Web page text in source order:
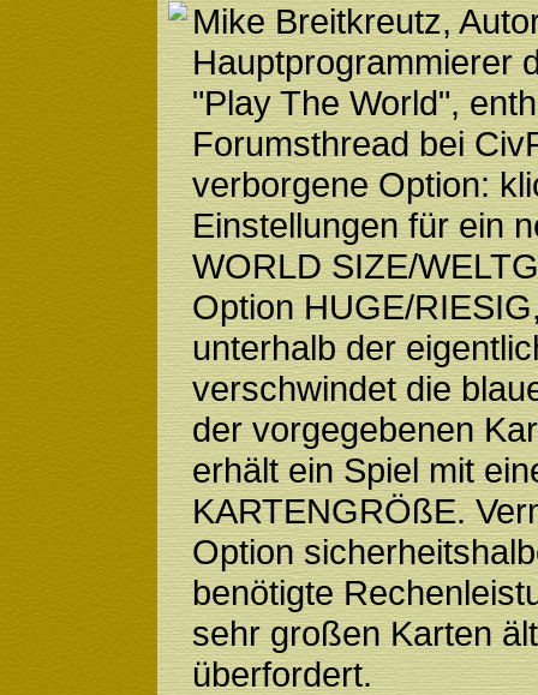
Mike Breitkreutz,
Hauptprogrammierer
"Play The World",
Forumsthread bei
verborgene Option:
Einstellungen für ein
WORLD SIZE/
Option HUGE/
unterhalb der
verschwindet die
der vorgegebenen
erhält ein Spiel mit
KARTENGRÖßE.
Option
benötigte
sehr großen Karten
überfordert.